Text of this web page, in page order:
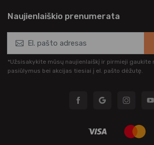
Naujienlaiškio prenumerata
*Užsisakykite mūsų naujienlaiškį ir pirmieji gaukite
pasiūlymus bei akcijas tiesiai į el. pašto dėžutę.